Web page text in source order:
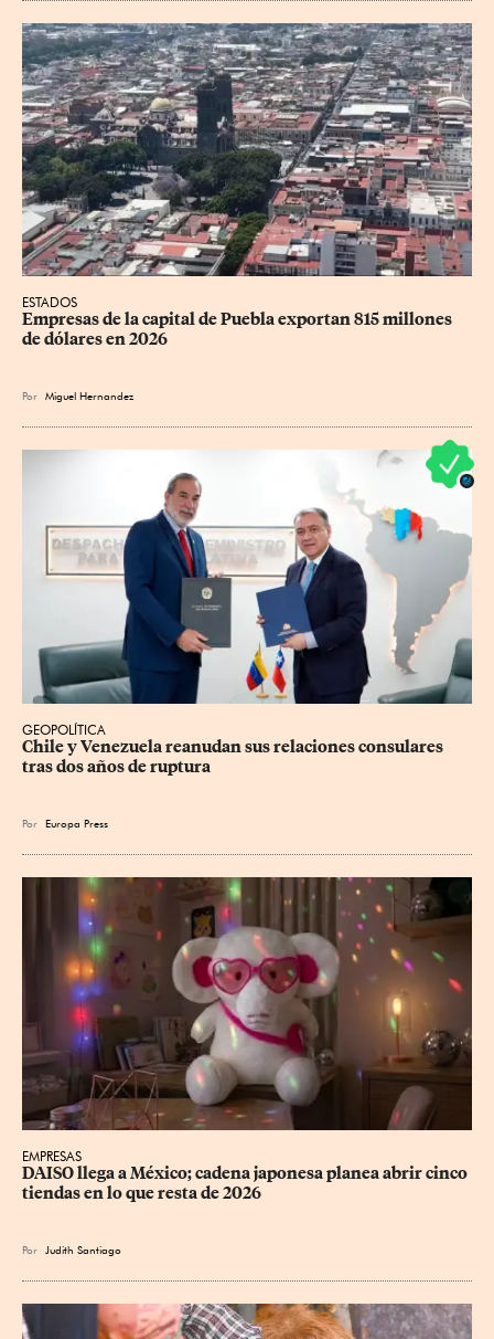
ESTADOS
Empresas de la capital de Puebla exportan 815 millones
de dólares en 2026
Por Miguel Hernandez
GEOPOLÍTICA
Chile y Venezuela reanudan sus relaciones consulares
tras dos años de ruptura
Por Europa Press
EMPRESAS
DAISO llega a México; cadena japonesa planea abrir cinco
tiendas en lo que resta de 2026
Por Judith Santiago